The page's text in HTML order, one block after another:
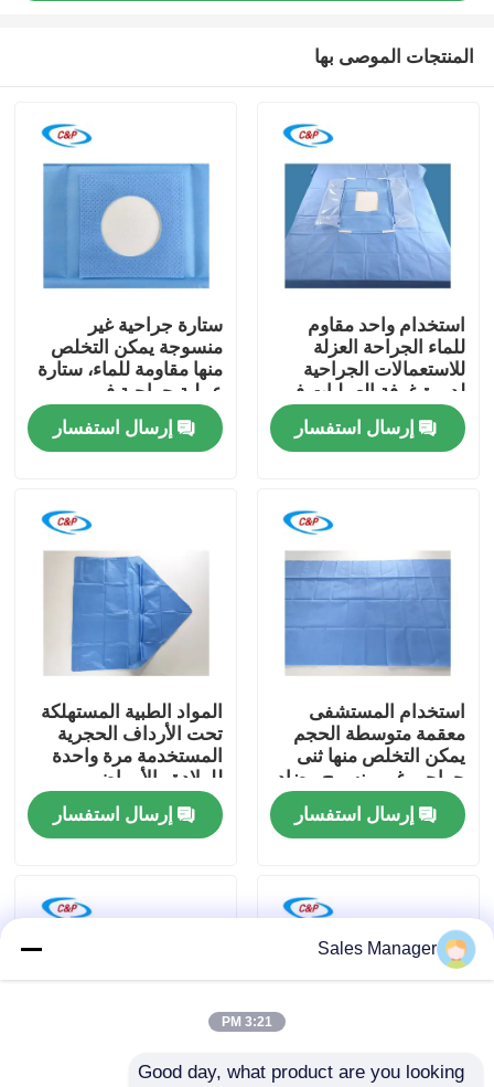
المنزل
فيديوهات
حولنا
جولة في المصنع
اتصل بنا
القضايا
المنتجات الموصى بها
استخدام واحد مقاوم
للماء الجراحة العزلة
للاستعمالات الجراحية
لدورة غرفة العمليات في
المستشفى
إرسال استفسار
ستارة جراحية غير
منسوجة يمكن التخلص
منها مقاومة للماء، ستارة
عملية جراحية في
المستشفى
إرسال استفسار
استخدام المستشفى
معقمة متوسطة الحجم
يمكن التخلص منها ثنى
جراحي غير منسوج مضاد
للسائل غطاء جراحي
إرسال استفسار
المواد الطبية المستهلكة
تحت الأرداف الحجرية
المستخدمة مرة واحدة
للولادة والأمراض
النسائية
إرسال استفسار
Sales Manager
3:21 PM
Good day, what product are you looking